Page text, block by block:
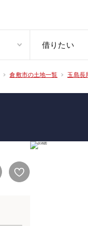
借りたい
倉敷市の土地一覧 玉島長